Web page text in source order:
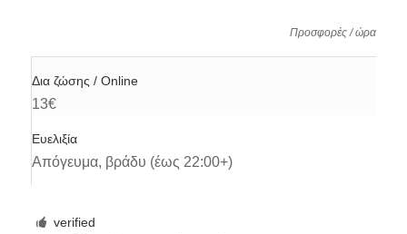
Προσφορές / ώρα
Δια ζώσης / Online
13€
Ευελιξία
Απόγευμα, βράδυ (έως 22:00+)
verified